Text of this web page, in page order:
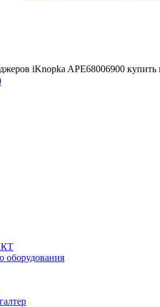
iKnopka APE68006900
оборудования